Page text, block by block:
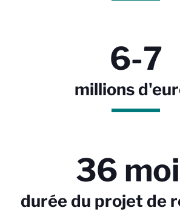
6-7
millions
36
durée du projet de